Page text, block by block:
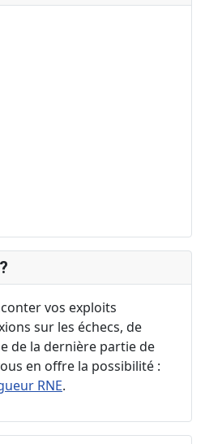
vos exploits
sur les échecs, de
de la dernière partie de
en offre la possibilité :
RNE.